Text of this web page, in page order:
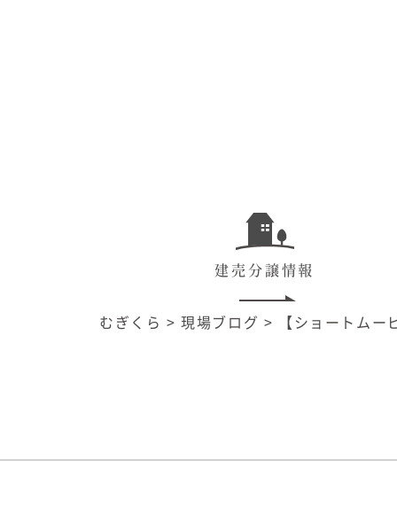
建売分譲情報
むぎくら >現場ブログ > 【ショートム